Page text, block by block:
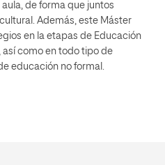
de forma que juntos
Además, este Máster
en la etapas de Educación
así como en todo tipo de
educación no formal.